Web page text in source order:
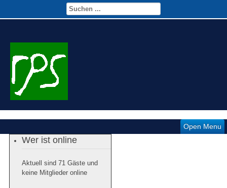
Open Menu
Wer ist online
Aktuell sind 71 Gäste und
keine Mitglieder online